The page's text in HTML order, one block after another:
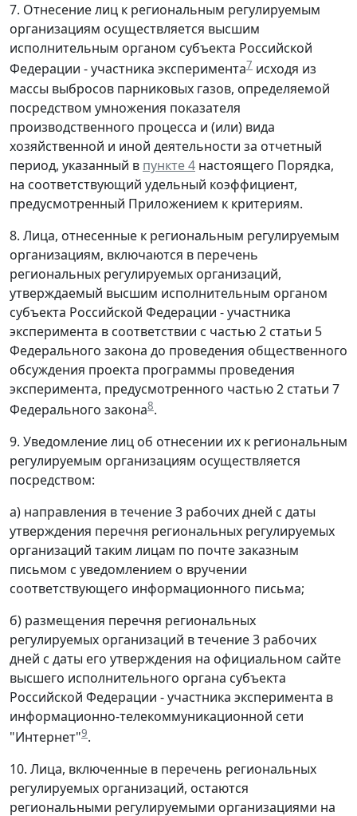
7. Отнесение лиц к региональным регулируемым
организациям осуществляется высшим
исполнительным органом субъекта Российской
Федерации - участника эксперимента7 исходя из
массы выбросов парниковых газов, определяемой
посредством умножения показателя
производственного процесса и (или) вида
хозяйственной и иной деятельности за отчетный
период, указанный в пункте 4 настоящего Порядка,
на соответствующий удельный коэффициент,
предусмотренный Приложением к критериям.
8. Лица, отнесенные к региональным регулируемым
организациям, включаются в перечень
региональных регулируемых организаций,
утверждаемый высшим исполнительным органом
субъекта Российской Федерации - участника
эксперимента в соответствии с частью 2 статьи 5
Федерального закона до проведения общественного
обсуждения проекта программы проведения
эксперимента, предусмотренного частью 2 статьи 7
Федерального закона8.
9. Уведомление лиц об отнесении их к региональным
регулируемым организациям осуществляется
посредством:
а) направления в течение 3 рабочих дней с даты
утверждения перечня региональных регулируемых
организаций таким лицам по почте заказным
письмом с уведомлением о вручении
соответствующего информационного письма;
б) размещения перечня региональных
регулируемых организаций в течение 3 рабочих
дней с даты его утверждения на официальном сайте
высшего исполнительного органа субъекта
Российской Федерации - участника эксперимента в
информационно-телекоммуникационной сети
"Интернет"9.
10. Лица, включенные в перечень региональных
регулируемых организаций, остаются
региональными регулируемыми организациями на